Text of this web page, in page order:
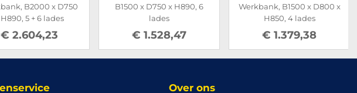
B2000 x D750
5 + 6 lades
€ 2.604,23
B1500 x D750 x H890, 6
lades
€ 1.528,47
Werkbank, B1500 x D800 x
H850, 4 lades
€ 1.379,38
Over ons